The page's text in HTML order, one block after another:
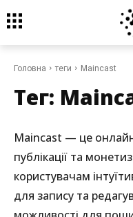
Головна теги Maincast
Тег:
Maincast — це
публікації та
користувачам
для запису та